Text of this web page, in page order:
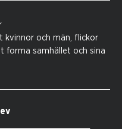
och män, flickor
forma samhället och sina